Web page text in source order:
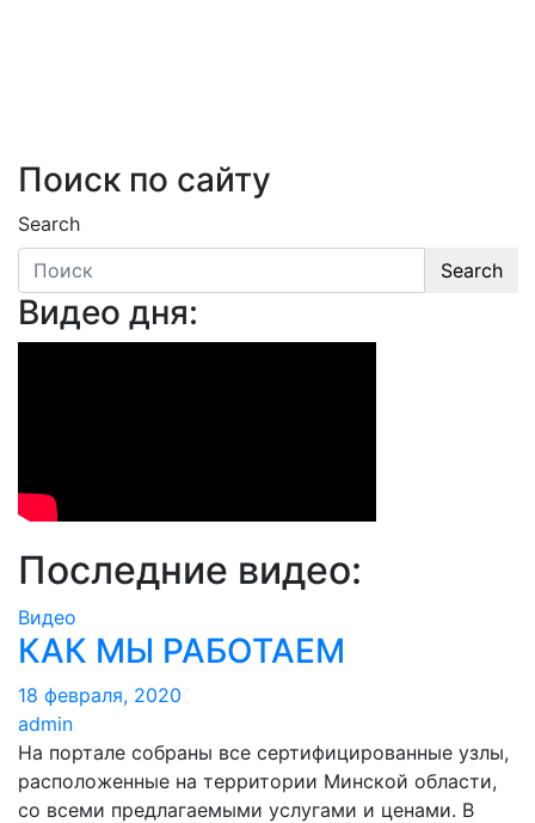
Поиск по сайту
Search
Search
Видео дня:
Последние видео:
Видео
КАК МЫ РАБОТАЕМ
18 февраля, 2020
admin
На портале собраны все сертифицированные узлы,
расположенные на территории Минской области,
со всеми предлагаемыми услугами и ценами. В